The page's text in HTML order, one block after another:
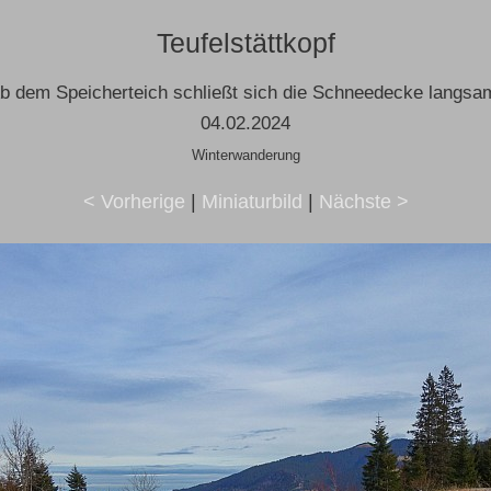
Teufelstättkopf
dem Speicherteich schließt sich die Schneedecke
04.02.2024
Winterwanderung
< Vorherige | Miniaturbild | Nächste >